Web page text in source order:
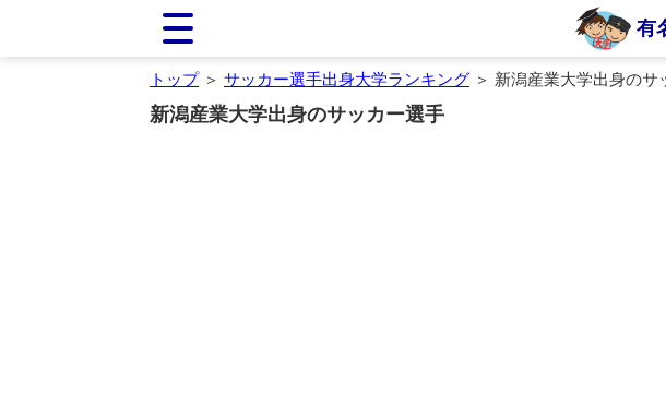
有
トップ＞ サッカー選手出身大学ランキング ＞ 新潟産業大学出身のサ
新潟産業大学出身のサッカー選手